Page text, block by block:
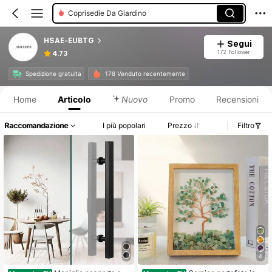
Coprisedie Da Giardino
Protezione Per Piedi
HSAE-EUBTG
4.73
Segui
172 Follower
Spedizione gratuita 178 Venduto recentemente
Home Articolo Nuovo Promo Recensioni
Raccomandazione I più popolari Prezzo Filtro
4